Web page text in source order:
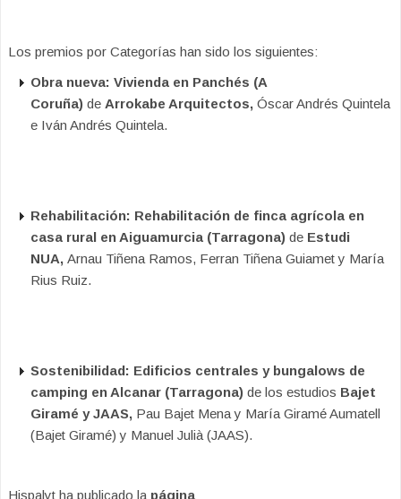
Los premios por Categorías han sido los siguientes:
Obra nueva: Vivienda en Panchés (A
Coruña) de Arrokabe Arquitectos, Óscar Andrés Quintela
e Iván Andrés Quintela.
Rehabilitación: Rehabilitación de finca agrícola en
casa rural en Aiguamurcia (Tarragona) de Estudi
NUA, Arnau Tiñena Ramos, Ferran Tiñena Guiamet y María
Rius Ruiz.
Sostenibilidad: Edificios centrales y bungalows de
camping en Alcanar (Tarragona) de los estudios Bajet
Giramé y JAAS, Pau Bajet Mena y María Giramé Aumatell
(Bajet Giramé) y Manuel Julià (JAAS).
Hispalyt ha publicado la página